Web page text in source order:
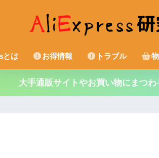
とは お得情報 トラブル
大手通販サイトやお買い物にまつ